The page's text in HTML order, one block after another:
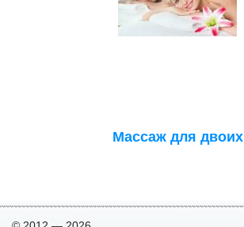
Массаж для двоих